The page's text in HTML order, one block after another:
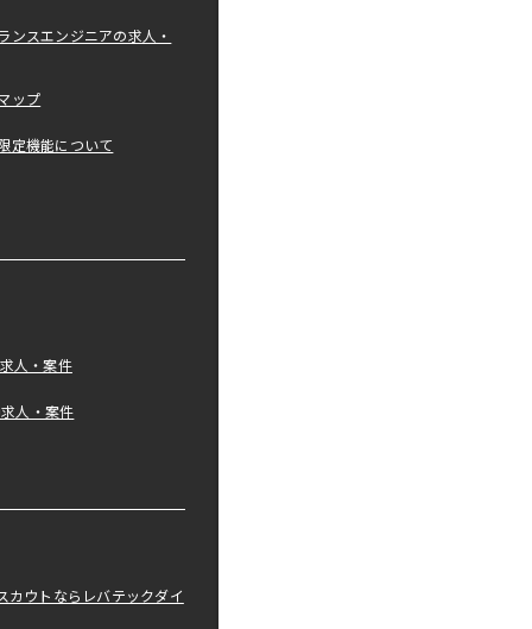
ンスエンジニアの求人・
ップ
定機能について
人・案件
人・案件
カウトならレバテックダイ